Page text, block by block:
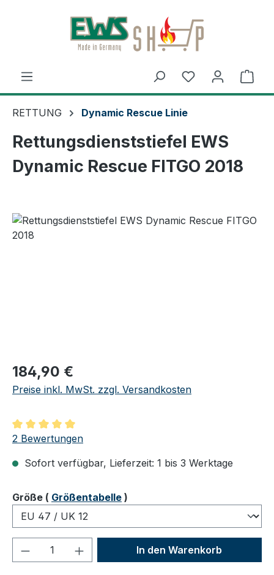
Zum Hauptinhalt springen
RETTUNG Dynamic Rescue Linie
Rettungsdienststiefel EWS
Dynamic Rescue FITGO 2018
Regulärer Preis:
184,90 €
Preise inkl. MwSt. zzgl. Versandkosten
Durchschnittliche Bewertung von 5 von 5 Sternen
2 Bewertungen
Sofort verfügbar, Lieferzeit: 1 bis 3 Werktage
Größeauswählen
( Größentabelle )
Produkt Anzahl: Gib denIn den Warenkorb